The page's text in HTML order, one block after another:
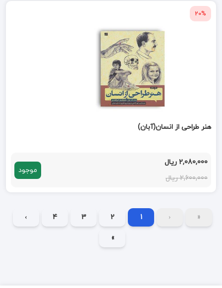
20%
هنر طراحی از انسان(آبان)
2,080,000 ریال
2,600,000 ریال
موجود
«
‹
1
2
3
4
›
»